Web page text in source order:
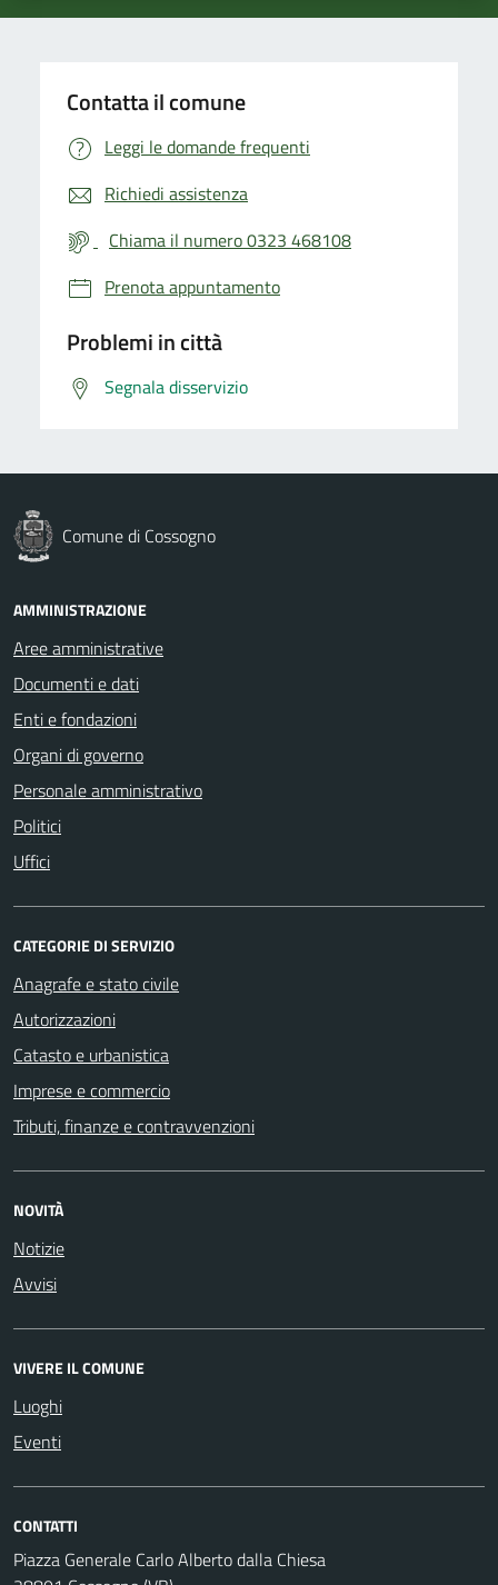
Contatta il comune
Leggi le domande frequenti
Richiedi assistenza
Chiama il numero 0323 468108
Prenota appuntamento
Problemi in città
Segnala disservizio
Comune di Cossogno
AMMINISTRAZIONE
Aree amministrative
Documenti e dati
Enti e fondazioni
Organi di governo
Personale amministrativo
Politici
Uffici
CATEGORIE DI SERVIZIO
Anagrafe e stato civile
Autorizzazioni
Catasto e urbanistica
Imprese e commercio
Tributi, finanze e contravvenzioni
NOVITÀ
Notizie
Avvisi
VIVERE IL COMUNE
Luoghi
Eventi
CONTATTI
Piazza Generale Carlo Alberto dalla Chiesa